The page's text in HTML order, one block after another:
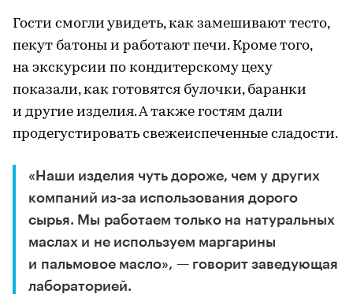
Гости смогли увидеть, как замешивают тесто,
пекут батоны и работают печи. Кроме того,
на экскурсии по кондитерскому цеху
показали, как готовятся булочки, баранки
и другие изделия. А также гостям дали
продегустировать свежеиспеченные сладости.
«Наши изделия чуть дороже, чем у других
компаний из-за использования дорого
сырья. Мы работаем только на натуральных
маслах и не используем маргарины
и пальмовое масло», — говорит заведующая
лабораторией.